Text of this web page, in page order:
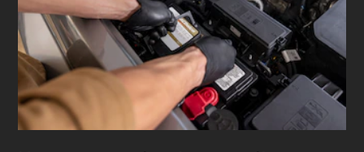
Ejes
Y muchos otros.